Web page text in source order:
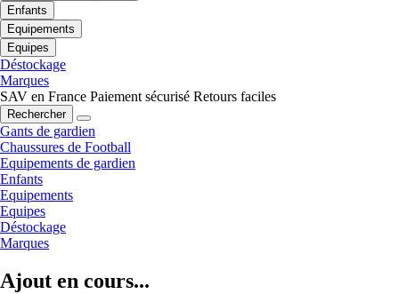
Enfants
Equipements
Equipes
Déstockage
Marques
SAV en France Paiement sécurisé Retours faciles
Rechercher
Gants de gardien
Chaussures de Football
Equipements de gardien
Enfants
Equipements
Equipes
Déstockage
Marques
Ajout en cours...